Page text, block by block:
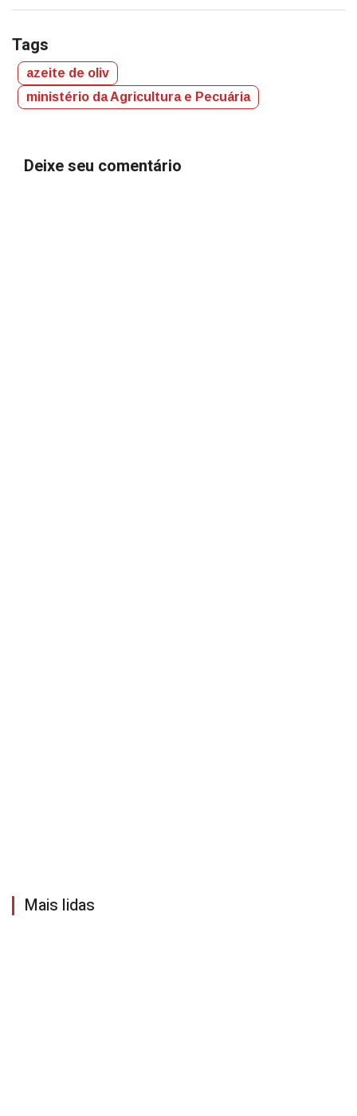
Tags
azeite de oliv
ministério da Agricultura e Pecuária
Deixe seu comentário
Mais lidas